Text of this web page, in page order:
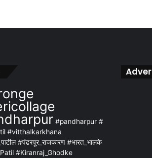
#pandharpur #
#vitthalkarkhana
#पंढरपूर_राजकारण #भारत_भालके
#Kiranraj_Ghodke